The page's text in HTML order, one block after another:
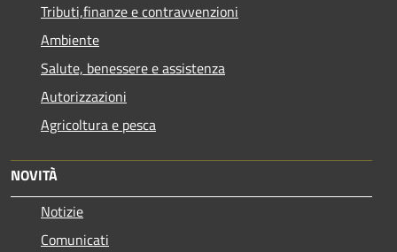
Tributi,finanze e contravvenzioni
Ambiente
Salute, benessere e assistenza
Autorizzazioni
Agricoltura e pesca
NOVITÀ
Notizie
Comunicati